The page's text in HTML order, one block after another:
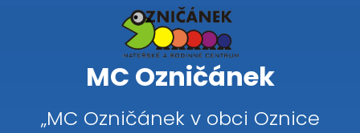
MC Ozničánek
„MC Ozničánek v obci Oznice